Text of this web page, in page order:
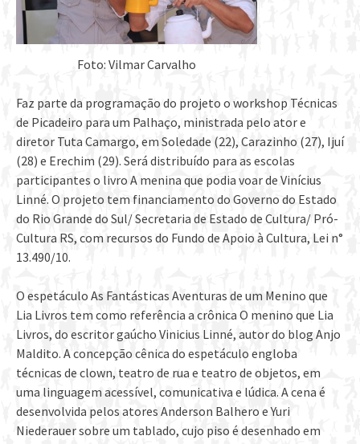
Foto: Vilmar Carvalho
Faz parte da programação do projeto o workshop Técnicas
de Picadeiro para um Palhaço, ministrada pelo ator e
diretor Tuta Camargo, em Soledade (22), Carazinho (27), Ijuí
(28) e Erechim (29). Será distribuído para as escolas
participantes o livro A menina que podia voar de Vinícius
Linné. O projeto tem financiamento do Governo do Estado
do Rio Grande do Sul/ Secretaria de Estado de Cultura/ Pró-
Cultura RS, com recursos do Fundo de Apoio à Cultura, Lei n°
13.490/10.
O espetáculo As Fantásticas Aventuras de um Menino que
Lia Livros tem como referência a crônica O menino que Lia
Livros, do escritor gaúcho Vinicius Linné, autor do blog Anjo
Maldito. A concepção cênica do espetáculo engloba
técnicas de clown, teatro de rua e teatro de objetos, em
uma linguagem acessível, comunicativa e lúdica. A cena é
desenvolvida pelos atores Anderson Balhero e Yuri
Niederauer sobre um tablado, cujo piso é desenhado em